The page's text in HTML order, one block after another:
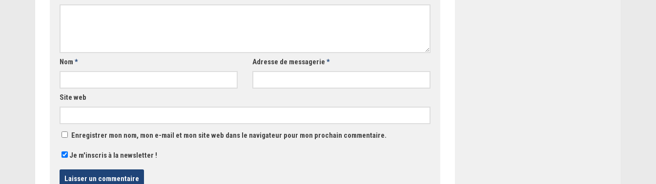
Nom * Adresse de messagerie*
Site web
Enregistrer mon nom, mon e-mail et mon site web dans le navigateur pour mon prochain commentaire.
Je m'inscris à la newsletter !